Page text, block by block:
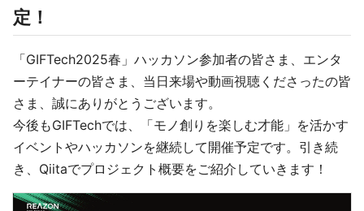
定！
「GIFTech2025春」ハッカソン参加者の皆さま、エンタ
ーテイナーの皆さま、当日来場や動画視聴くださったの皆
さま、誠にありがとうございます。
今後もGIFTechでは、「モノ創りを楽しむ才能」を活かす
イベントやハッカソンを継続して開催予定です。引き続
き、Qiitaでプロジェクト概要をご紹介していきます！